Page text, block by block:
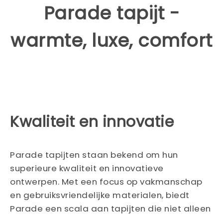
Parade tapijt -
warmte, luxe, comfort
Kwaliteit en innovatie
Parade tapijten staan bekend om hun
superieure kwaliteit en innovatieve
ontwerpen. Met een focus op vakmanschap
en gebruiksvriendelijke materialen, biedt
Parade een scala aan tapijten die niet alleen